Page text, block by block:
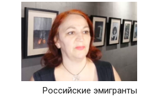
Российские эмигранты